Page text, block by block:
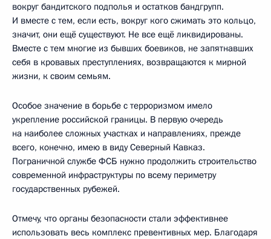
вокруг бандитского подполья и остатков бандгрупп.
И вместе с тем, если есть, вокруг кого сжимать это кольцо,
значит, они ещё существуют. Не все ещё ликвидированы.
Вместе с тем многие из бывших боевиков, не запятнавших
себя в кровавых преступлениях, возвращаются к мирной
жизни, к своим семьям.
Особое значение в борьбе с терроризмом имело
укрепление российской границы. В первую очередь
на наиболее сложных участках и направлениях, прежде
всего, конечно, имею в виду Северный Кавказ.
Пограничной службе ФСБ нужно продолжить строительство
современной инфраструктуры по всему периметру
государственных рубежей.
Отмечу, что органы безопасности стали эффективнее
использовать весь комплекс превентивных мер. Благодаря